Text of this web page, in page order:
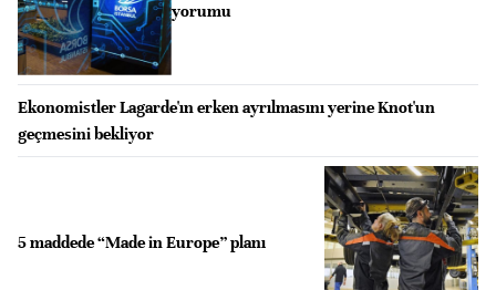
yorumu
Ekonomistler Lagarde'ın erken ayrılmasını yerine Knot'un
geçmesini bekliyor
5 maddede “Made in Europe” planı